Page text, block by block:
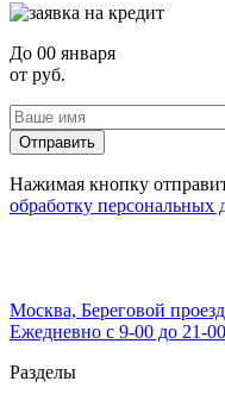
До 00 января
от руб.
Отправить
Нажимая кнопку
обработку персональных
Москва, Береговой
Ежедневно с 9-00 до 21-
Разделы